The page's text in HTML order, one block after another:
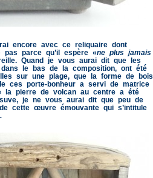
encore avec ce reliquaire dont
pas parce qu’il espère «ne plus jamais
Quand je vous aurai dit que les
le bas de la composition, ont été
sur une plage, que la forme de bois
ces porte-bonheur a servi de matrice
la pierre de volcan au centre a été
je ne vous aurai dit que peu de
cette œuvre émouvante qui s’intitule